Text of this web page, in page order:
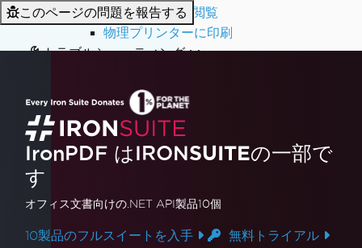
MAUIでPDFを閲覧
物理プリンターに印刷
トラブルシューティング
IronPDFのエンジニアリングサポートリクエス
IronPDFのベストサポートを得る
Quick IronPDF Troubleshooting
ージ
AWS Lambda / Amazon Linux 2
このページの問題を報告する
IronPDF はIRONSUITEの一部で
す
オフィス文書向けの.NET API製品10個
10製品のフルスイートを入手 無料トライアル